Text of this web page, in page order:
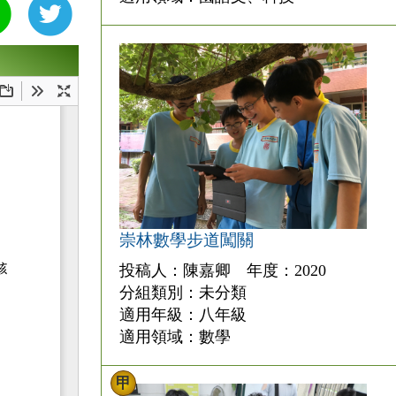
崇林數學步道闖關
投稿人：陳嘉卿 年度：2020
分組類別：未分類
適用年級：八年級
適用領域：數學
甲